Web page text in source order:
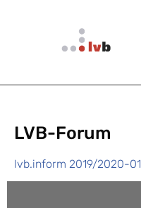
LVB-Forum
lvb.inform 2019/2020-01